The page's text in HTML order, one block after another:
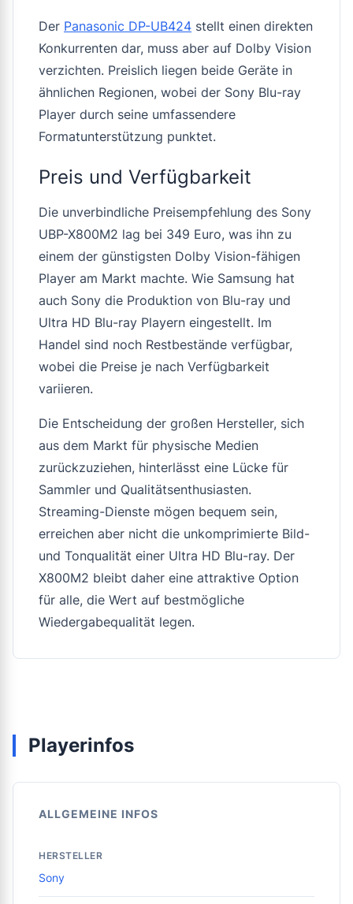
Der Panasonic DP-UB424 stellt einen direkten
Konkurrenten dar, muss aber auf Dolby Vision
verzichten. Preislich liegen beide Geräte in
ähnlichen Regionen, wobei der Sony Blu-ray
Player durch seine umfassendere
Formatunterstützung punktet.
Preis und Verfügbarkeit
Die unverbindliche Preisempfehlung des Sony
UBP-X800M2 lag bei 349 Euro, was ihn zu
einem der günstigsten Dolby Vision-fähigen
Player am Markt machte. Wie Samsung hat
auch Sony die Produktion von Blu-ray und
Ultra HD Blu-ray Playern eingestellt. Im
Handel sind noch Restbestände verfügbar,
wobei die Preise je nach Verfügbarkeit
variieren.
Die Entscheidung der großen Hersteller, sich
aus dem Markt für physische Medien
zurückzuziehen, hinterlässt eine Lücke für
Sammler und Qualitätsenthusiasten.
Streaming-Dienste mögen bequem sein,
erreichen aber nicht die unkomprimierte Bild-
und Tonqualität einer Ultra HD Blu-ray. Der
X800M2 bleibt daher eine attraktive Option
für alle, die Wert auf bestmögliche
Wiedergabequalität legen.
Playerinfos
ALLGEMEINE INFOS
HERSTELLER
Sony